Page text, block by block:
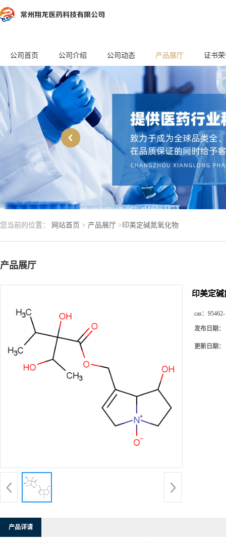
公司首页 公司介绍 公司动态 产品展厅 证书
您当前的位置： 网站首页 > 产品展厅 >印美定碱氮氧化物
产品展厅
印美定
cas：
发布日期：
更新日期：
产品详请